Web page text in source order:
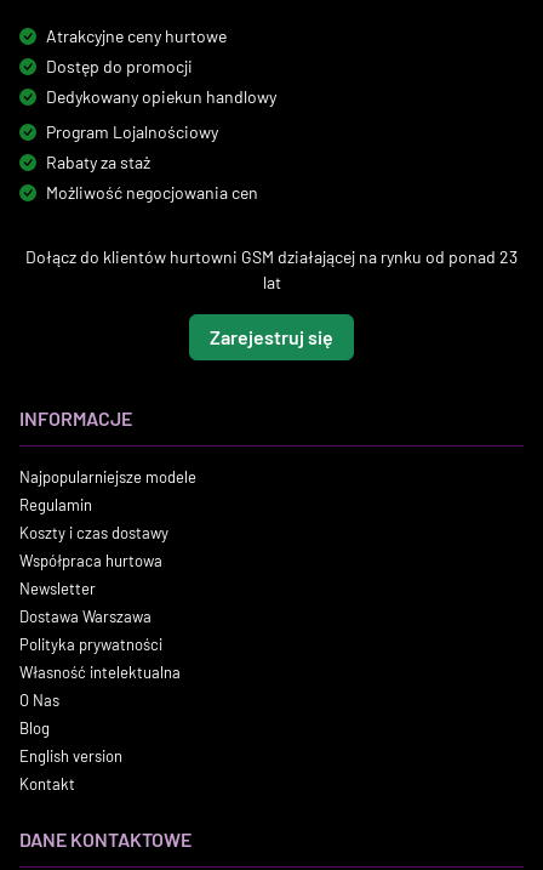
Atrakcyjne ceny hurtowe
Dostęp do promocji
Dedykowany opiekun handlowy
Program Lojalnościowy
Rabaty za staż
Możliwość negocjowania cen
Dołącz do klientów hurtowni GSM działającej na rynku od ponad 23
lat
Zarejestruj się
INFORMACJE
Najpopularniejsze modele
Regulamin
Koszty i czas dostawy
Współpraca hurtowa
Newsletter
Dostawa Warszawa
Polityka prywatności
Własność intelektualna
O Nas
Blog
English version
Kontakt
DANE KONTAKTOWE